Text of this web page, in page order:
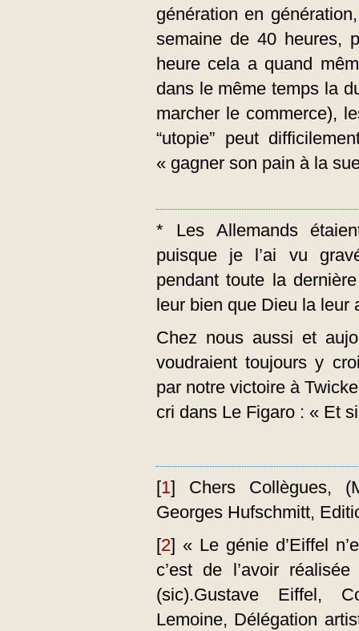
génération en
semaine de 40 heures,
heure cela a quand
dans le même temps la
marcher le commerce),
“utopie” peut
« gagner son pain à la
* Les Allemands
puisque je l’ai vu
pendant toute la
leur bien que Dieu la leur
Chez nous aussi et
voudraient toujours y
par notre victoire à
cri dans Le Figaro : « Et
[1] Chers Collègues,
Georges Hufschmitt,
[2] « Le génie d’Eiffel
c’est de l’avoir
(sic).Gustave Eiffel,
Lemoine, Délégation